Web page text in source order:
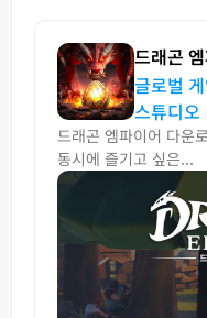
드래곤
글로벌
스튜디오
드래곤 엠파이어 다운
동시에 즐기고 싶은...